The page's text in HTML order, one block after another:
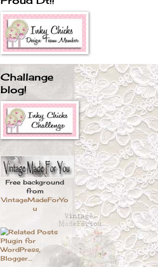
Challange
blog!
Free background
from
VintageMadeForYo
u